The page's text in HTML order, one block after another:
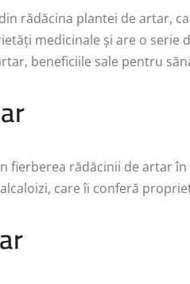
rădăcina plantei de artar,
medicinale și are o serie
beneficiile sale pentru
rădăcinii de artar în
care îi conferă